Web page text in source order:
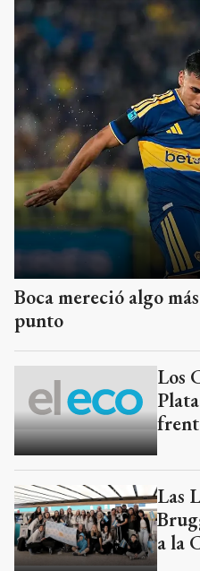
Boca mereció algo
punto
Los
Las
a la